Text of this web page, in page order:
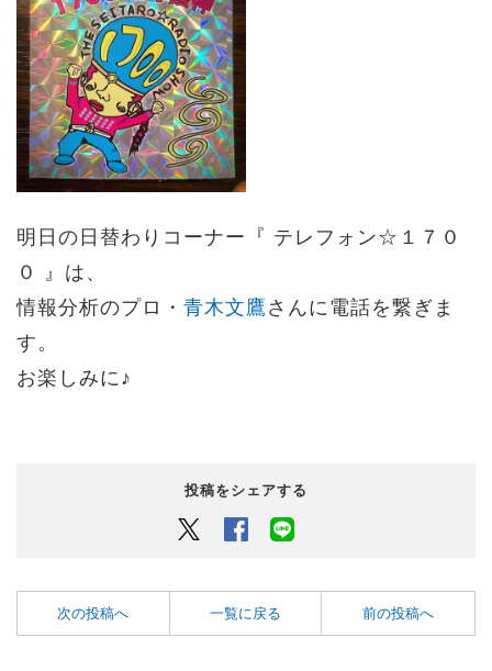
明日の日替わりコーナー『 テレフォン☆１７０
０ 』は、
情報分析のプロ・ 青木文鷹 さんに電話を繋ぎま
す。
お楽しみに♪
投稿をシェアする
Twitter Facebook
次の投稿へ 一覧に戻る 前の投稿へ